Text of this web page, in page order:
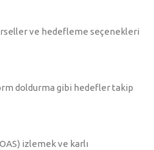
ve hedefleme seçenekleri
doldurma gibi hedefler takip
izlemek ve karlı